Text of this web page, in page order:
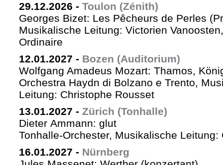
29.12.2026 - Toulon (Zénith)
Georges Bizet: Les Pêcheurs de Perles
Musikalische Leitung: Victorien
Ordinaire
12.01.2027 - Bozen (Auditorium)
Wolfgang Amadeus Mozart: Thamos,
Orchestra Haydn di Bolzano e Trento,
Leitung: Christophe Rousset
13.01.2027 - Zürich (Tonhalle)
Dieter Ammann: glut
Tonhalle-Orchester, Musikalische Leitung:
16.01.2027 - Nürnberg